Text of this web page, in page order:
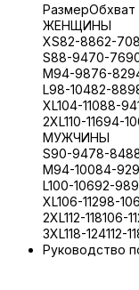
РазмерОбхват
ЖЕНЩИНЫ
XS82-8862-70
S88-9470-76
M94-9876-82
L98-10482-88
XL104-11088-94
2XL110-11694-
МУЖЧИНЫ
S90-9478-84
M94-10084-92
L100-10692-98
XL106-11298-106
2XL112-118106-
3XL118-124112-
Руководство